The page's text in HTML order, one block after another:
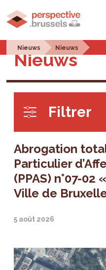
Nieuws Nieuws
Nieuws
Filtrer
Abrogation
Particulier
(PPAS) n°07-
Ville de
5 août 2026